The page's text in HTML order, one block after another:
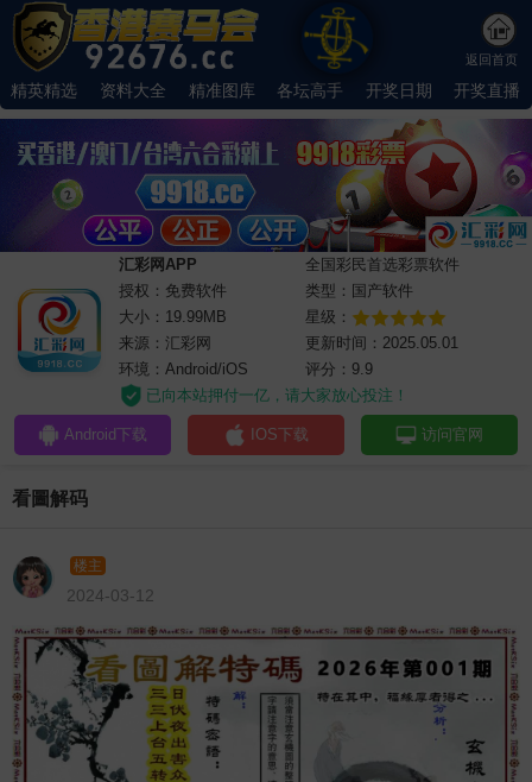
返回首页
精英精选 资料大全 精准图库 各坛高手 开奖日期 开奖直播
汇彩网APP
授权：免费软件
大小：19.99MB
来源：汇彩网
环境：Android/iOS
全国彩民首选彩票软件
类型：国产软件
星级：
更新时间：2025.05.01
评分：9.9
已向本站押付一亿，请大家放心投注！
Android下载 IOS下载 访问官网
看圖解码
楼主
2024-03-12